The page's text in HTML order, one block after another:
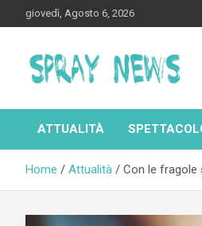
to
giovedì, Agosto 6, 2026
ATTUALITÀ
Home Attualità Con le fragole